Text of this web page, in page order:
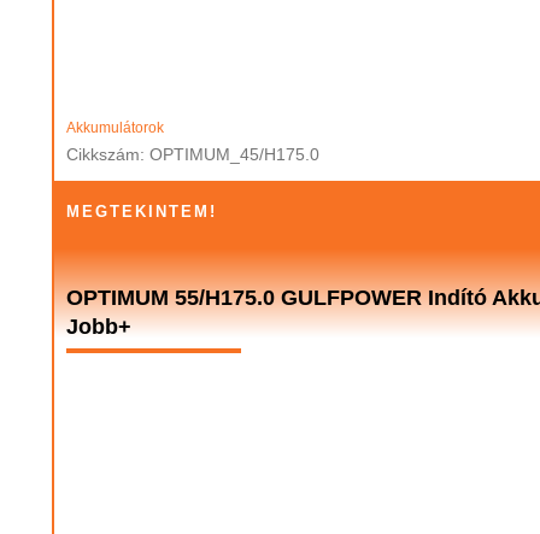
Akkumulátorok
Cikkszám: OPTIMUM_45/H175.0
MEGTEKINTEM!
OPTIMUM 55/H175.0 GULFPOWER Indító
Jobb+